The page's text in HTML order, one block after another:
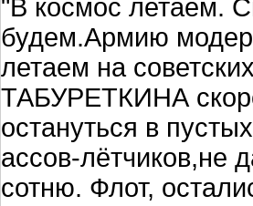
"В космос летаем.
будем.Армию
летаем на
ТАБУРЕТКИНА
остануться в
ассов-лётчиков,не
сотню. Флот,